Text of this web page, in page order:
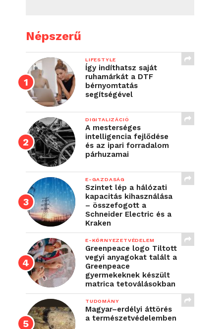
Népszerű
LIFESTYLE
Így indíthatsz saját
ruhamárkát a DTF
bérnyomtatás
segítségével
DIGITALIZÁCIÓ
A mesterséges
intelligencia fejlődése
és az ipari forradalom
párhuzamai
E-GAZDASÁG
Szintet lép a hálózati
kapacitás kihasználása
– összefogott a
Schneider Electric és a
Kraken
E-KÖRNYEZETVÉDELEM
Greenpeace logo Tiltott
vegyi anyagokat talált a
Greenpeace
gyermekeknek készült
matrica tetoválásokban
TUDOMÁNY
Magyar–erdélyi áttörés
a természetvédelemben